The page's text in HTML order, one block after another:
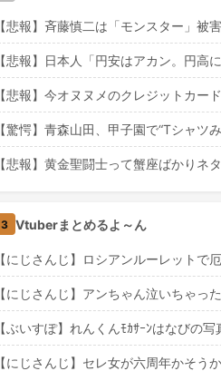
【悲報】斉藤慎二は「モンスター」被
【悲報】日本人「円安はアカン。円
【悲報】今オヌヌメのクレジットカー
【驚愕】青森山田、甲子園で“Tシャツ
【悲報】黄金聖闘士って蟹座ばかりネ
3 Vtuberまとめるよ～ん
【にじさんじ】ロシアンルーレット
【にじさんじ】アンちゃん泣いちゃっ
【ぶいすぽ】れんくんﾓｶｻｰﾝはなびの
【にじさんじ】セレ女が六周年かそう